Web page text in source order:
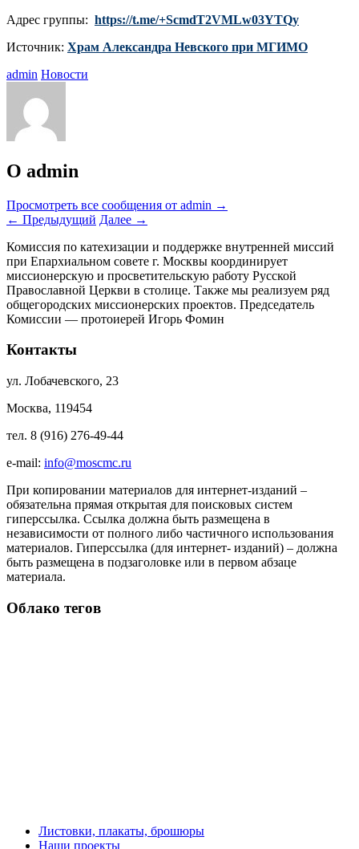
Адрес группы: https://t.me/+ScmdT2VMLw03YTQy
Источник: Храм Александра Невского при МГИМО
admin Новости
О admin
Просмотреть все сообщения от admin →
← Предыдущий Далее →
Комиссия по катехизации и поддержке внутренней миссий
при Епархиальном совете г. Москвы координирует
миссионерскую и просветительскую работу Русской
Православной Церкви в столице. Также мы реализуем ряд
общегородских миссионерских проектов. Председатель
Комиссии — протоиерей Игорь Фомин
Контакты
ул. Лобачевского, 23
Москва, 119454
тел. 8 (916) 276-49-44
e-mail: info@moscmc.ru
При копировании материалов для интернет-изданий –
обязательна прямая открытая для поисковых систем
гиперссылка. Ссылка должна быть размещена в
независимости от полного либо частичного использования
материалов. Гиперссылка (для интернет- изданий) – должна
быть размещена в подзаголовке или в первом абзаце
материала.
Облако тегов
Листовки, плакаты, брошюры
Наши проекты